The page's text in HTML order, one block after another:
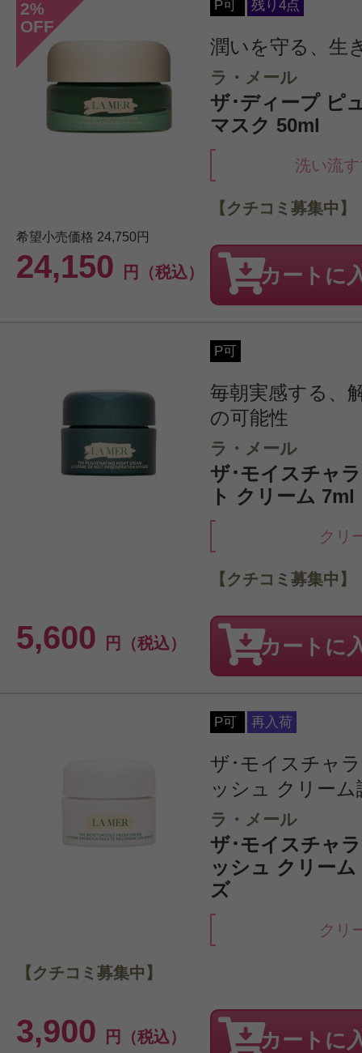
2%
OFF
P可 残り4点
潤いを守る、生
ラ・メール
ザ･ディープ ピ
マスク 50ml
洗い流
希望小売価格 24,750円
24,150 円（税込）
【クチコミ募集中】
カートに
P可
毎朝実感する、
の可能性
ラ・メール
ザ･モイスチャ
ト クリーム
クリ
5,600 円（税込）
【クチコミ募集中】
カートに
P可 再入荷
ザ･モイスチャ
ッシュ クリーム
ラ・メール
ザ･モイスチャ
ッシュ クリー
ズ
クリ
3,900 円（税込）
【クチコミ募集中】
カートに